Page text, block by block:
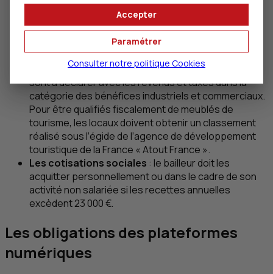
: quelle que soit la durée de
location et l’affectation du bien, elle doit être
collectée (soit par la plateforme, soit par le bailleur)
et reversée à la commune de situation du bien.
Les revenus issus de la location en meublés
sont à déclarer avec les revenus et taxés dans la
catégorie des bénéfices industriels et commerciaux.
Pour être qualifiés fiscalement de meublés de
tourisme, les locaux doivent obtenir un classement
réalisé sous l’égide de l’agence de développement
touristique de la France « Atout France ».
Les cotisations sociales : le bailleur doit les
acquitter personnellement ou dans le cadre de son
activité non salariée si les recettes annuelles
excèdent 23 000 €.
Les obligations des plateformes
numériques
Accepter
Paramétrer
Consulter notre politique Cookies